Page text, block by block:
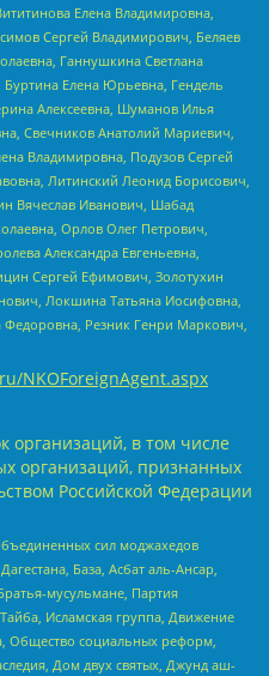
Елена Владимировна,
Сергей Владимирович, Беляев
Ганнушкина Светлана
Буртина Елена Юрьевна, Гендель
Алексеевна, Шуманов Илья
Свечников Анатолий Мариевич,
Владимировна, Подузов Сергей
Литинский Леонид Борисович,
Вячеслав Иванович, Шабад
Орлов Олег Петрович,
Александра Евгеньевна,
Сергей Ефимович, Золотухин
Локшина Татьяна Иосифовна,
Резник Генри Маркович,
NKOForeignAgent.aspx
в том числе
организаций, признанных
Российской Федерации
сил моджахедов
База, Асбат аль-Ансар,
мусульмане, Партия
Исламская группа, Движение
Общество социальных реформ,
Дом двух святых, Джунд аш-